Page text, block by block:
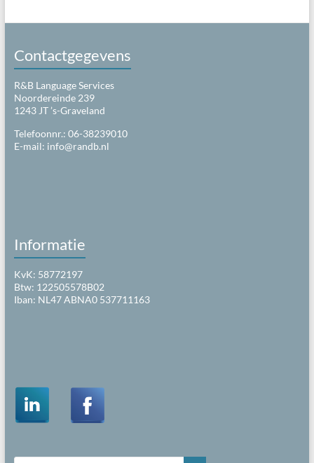
Contactgegevens
R&B Language Services
Noordereinde 239
1243 JT ’s-Graveland
Telefoonnr.: 06-38239010
E-mail: info@randb.nl
Informatie
KvK: 58772197
Btw: 122505578B02
Iban: NL47 ABNA0 537711163